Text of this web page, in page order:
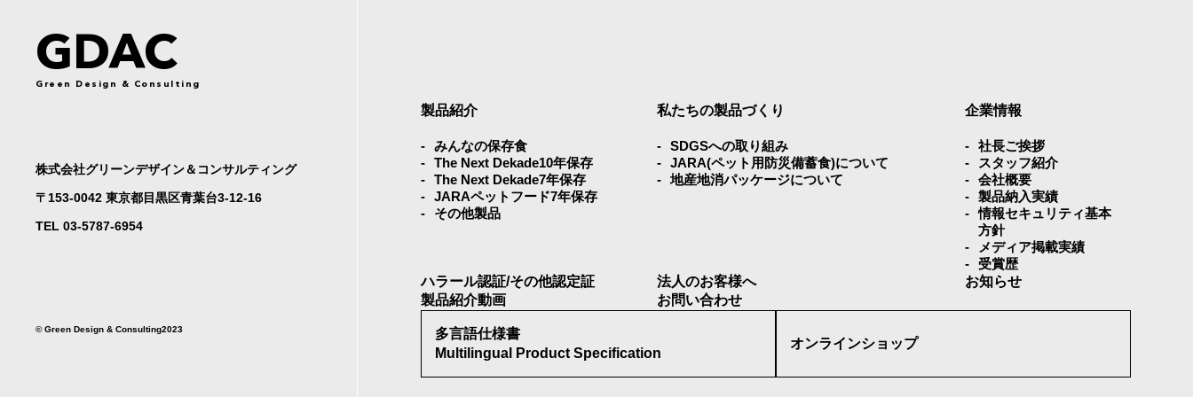
GDAC
Green Design & Consulting
株式会社グリーンデザイン＆コンサルティング
〒153-0042 東京都目黒区青葉台3-12-16
TEL 03-5787-6954
©︎ Green Design & Consulting2023
製品紹介
みんなの保存⾷
The Next Dekade10年保存
The Next Dekade7年保存
JARAペットフード7年保存
その他製品
私たちの製品づくり
SDGSへの取り組み
JARA(ペット⽤防災備蓄⾷)について
地産地消パッケージについて
企業情報
社⻑ご挨拶
スタッフ紹介
会社概要
製品納入実績
情報セキュリティ基本
方針
メディア掲載実績
受賞歴
ハラール認証/その他認定証
法人のお客様へ
お知らせ
製品紹介動画
お問い合わせ
多言語仕様書
Multilingual Product Specification
オンラインショップ